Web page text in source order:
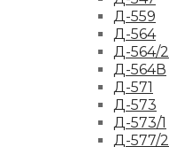
Д-559
Д-564
Д-564/2
Д-564В
Д-571
Д-573
Д-573/1
Д-577/2